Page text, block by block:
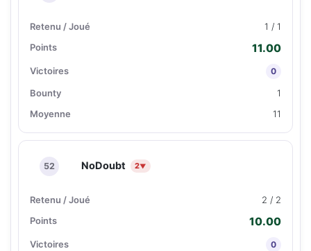
1 / 1
11.00
0
1
11
52 NoDoubt 2▼
2 / 2
10.00
0